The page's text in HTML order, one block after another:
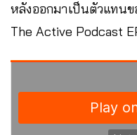
หลังออกมาเป็นตัวแทนข
The Active Podcast